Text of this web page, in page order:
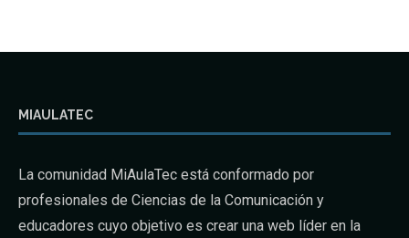
MIAULATEC
La comunidad MiAulaTec está conformado por
profesionales de Ciencias de la Comunicación y
educadores cuyo objetivo es crear una web líder en la